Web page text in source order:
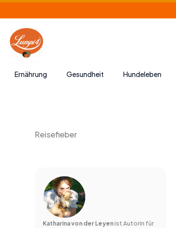
Zum
Inhalt
springen
Ernährung Gesundheit Hundeleben
Reisefieber
Katharina von der Leyen ist Autorin für